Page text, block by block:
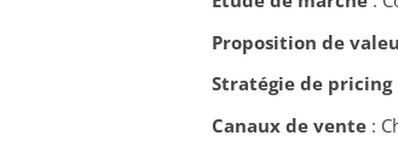
Proposition de
Stratégie de pricing
Canaux de vente: